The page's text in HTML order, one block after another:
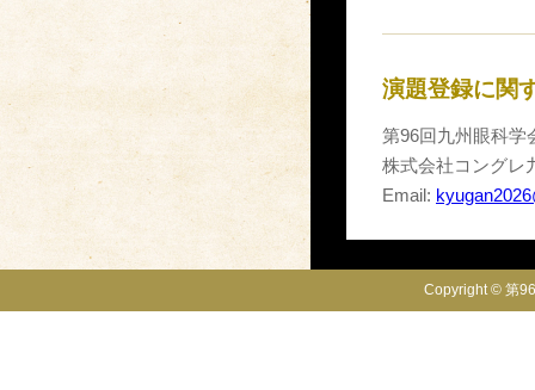
演題登録に関
第96回九州眼科
株式会社コングレ
Email:
Copyright © 第